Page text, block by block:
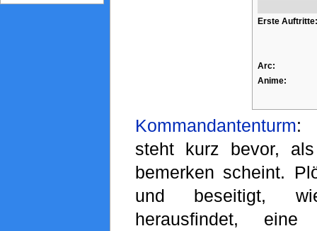
Erste Auftritte:
Arc:
Anime:
Kommandantenturm:
steht kurz bevor,
bemerken scheint.
und beseitigt,
herausfindet,